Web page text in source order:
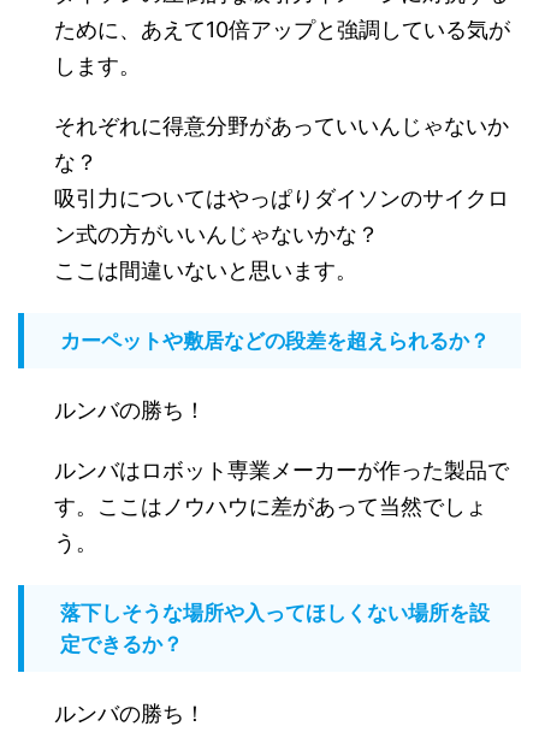
ために、あえて10倍アップと強調している気が
します。
それぞれに得意分野があっていいんじゃないか
な？
吸引力についてはやっぱりダイソンのサイクロ
ン式の方がいいんじゃないかな？
ここは間違いないと思います。
カーペットや敷居などの段差を超えられるか？
ルンバの勝ち！
ルンバはロボット専業メーカーが作った製品で
す。ここはノウハウに差があって当然でしょ
う。
落下しそうな場所や入ってほしくない場所を設
定できるか？
ルンバの勝ち！